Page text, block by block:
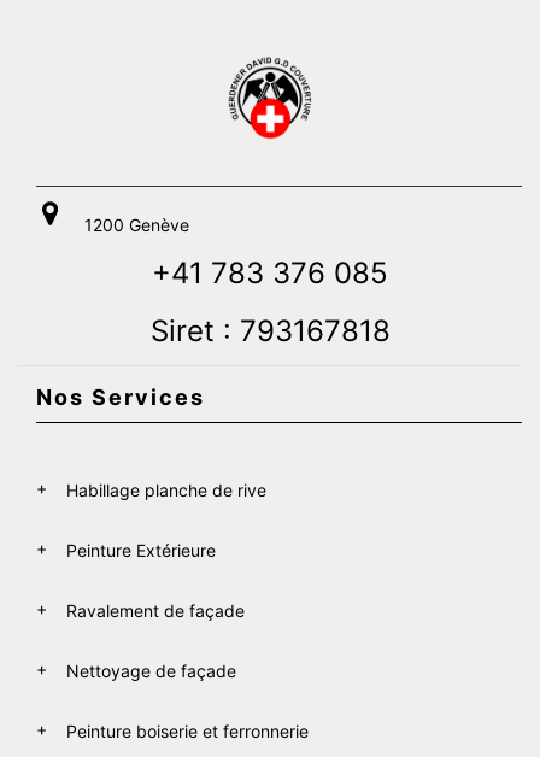
1200 Genève
+41 783 376 085
Siret : 793167818
Nos Services
Habillage planche de rive
Peinture Extérieure
Ravalement de façade
Nettoyage de façade
Peinture boiserie et ferronnerie